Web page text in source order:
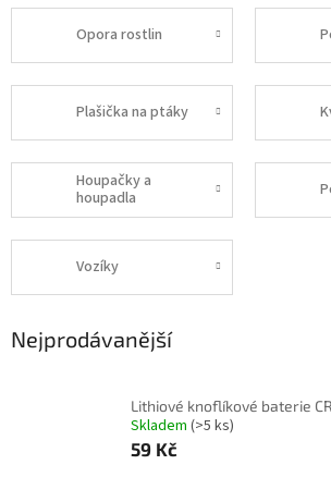
Opora rostlin
Plašička na ptáky
Houpačky a
houpadla
Vozíky
Nejprodávanější
Lithiové knoflíkové baterie
Skladem (>5 ks)
59 Kč